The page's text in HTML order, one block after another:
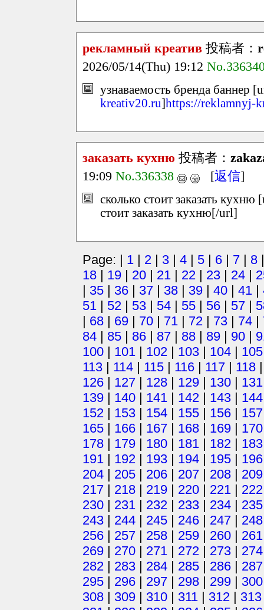
рекламный креатив 投稿者：
2026/05/14(Thu) 19:12
узнаваемость бренда баннер
kreativ20.ru]https://reklamnyj-
заказать кухню 投稿者：
19:09 No.336338 [返信]
сколько стоит заказать кухню
стоит заказать кухню[/url]
Page: | 1 | 2 | 3 | 4 | 5 | 6 | 7 | 8
18 | 19 | 20 | 21 | 22 | 23 | 24 |
| 35 | 36 | 37 | 38 | 39 | 40 | 41 |
51 | 52 | 53 | 54 | 55 | 56 | 57 |
| 68 | 69 | 70 | 71 | 72 | 73 | 74 |
84 | 85 | 86 | 87 | 88 | 89 | 90 |
100 | 101 | 102 | 103 | 104 | 105
113 | 114 | 115 | 116 | 117 | 118
126 | 127 | 128 | 129 | 130 | 131
139 | 140 | 141 | 142 | 143 | 144
152 | 153 | 154 | 155 | 156 | 157
165 | 166 | 167 | 168 | 169 | 170
178 | 179 | 180 | 181 | 182 | 183
191 | 192 | 193 | 194 | 195 | 196
204 | 205 | 206 | 207 | 208 | 209
217 | 218 | 219 | 220 | 221 | 222
230 | 231 | 232 | 233 | 234 | 235
243 | 244 | 245 | 246 | 247 | 248
256 | 257 | 258 | 259 | 260 | 261
269 | 270 | 271 | 272 | 273 | 274
282 | 283 | 284 | 285 | 286 | 287
295 | 296 | 297 | 298 | 299 | 300
308 | 309 | 310 | 311 | 312 | 313